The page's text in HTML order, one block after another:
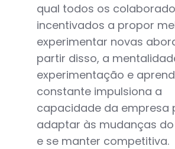
qual todos os
incentivados a propor
experimentar novas
partir disso, a
experimentação e
constante impulsiona a
capacidade da empresa
adaptar às mudanças
e se manter competitiva.